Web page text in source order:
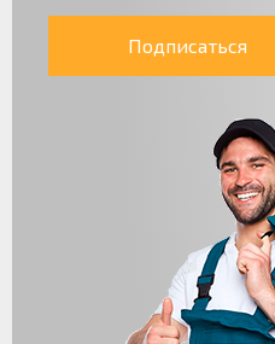
Подписаться